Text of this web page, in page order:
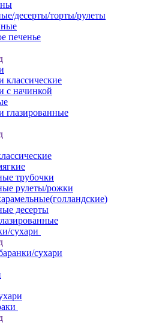
десерты/торты/рулеты
печенье
классические
с начинкой
глазированные
трубочки
рулеты/рожки
десерты
сухари
сухари